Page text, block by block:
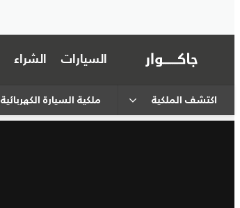
السيارات الشراء
اكتشف الملكية ملكية السيارة الكهربائية